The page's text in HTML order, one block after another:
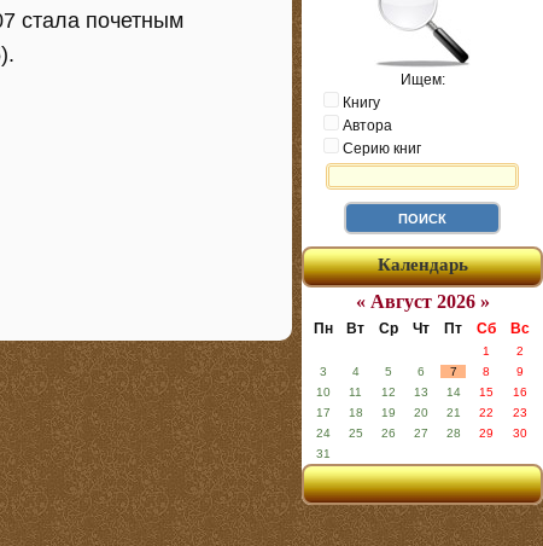
стала почетным
Ищем:
Книгу
Автора
Серию книг
Календарь
« Август 2026 »
Пн Вт Ср Чт Пт Сб Вс
1
2
3
4 5 6 7 8
9
10
11 12 13 14 15
16
17
18 19 20 21 22
23
24
25 26 27 28 29
30
31